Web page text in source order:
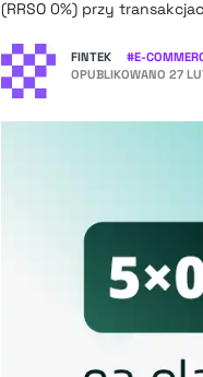
(RRSO 0%) przy
FINTEK #E-
OPUBLIKOWANO 27